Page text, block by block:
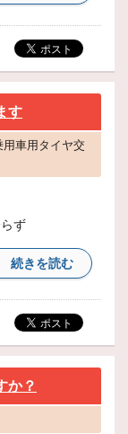
す
車用タイヤ交
ず
続きを読む
か？